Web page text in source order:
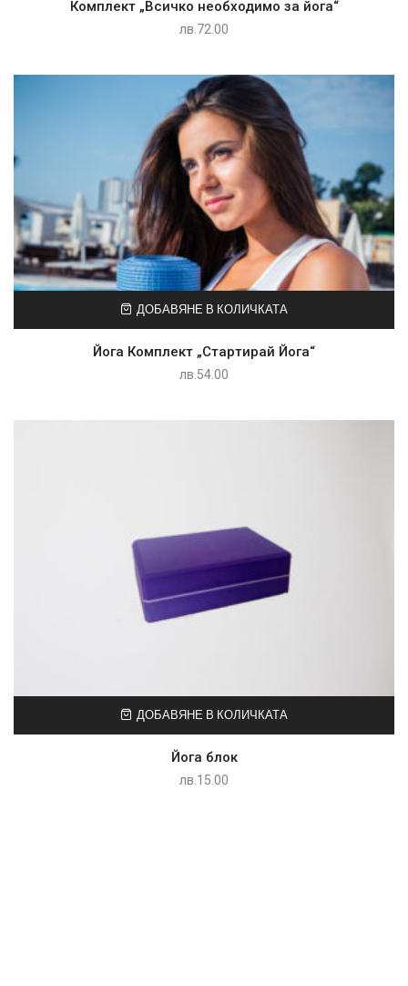
ДОБАВЯНЕ В КОЛИЧКАТА
Йога блок
лв. 15.00
ДОБАВЯНЕ В КОЛИЧКАТА
Йога Комплект „Стартирай Йога“
лв. 54.00
Комплект „Всичко необходимо за йога“
лв. 72.00